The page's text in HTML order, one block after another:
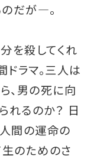
だが―。
を殺してくれ
ラマ。三人は
、男の死に向
れるのか？ 日
間の運命の
生のためのさ